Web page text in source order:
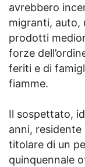
avrebbero
migranti, auto,
prodotti
forze
feriti e di
fiamme.
Il sospettato,
anni, residente
titolare di un
quinquennale